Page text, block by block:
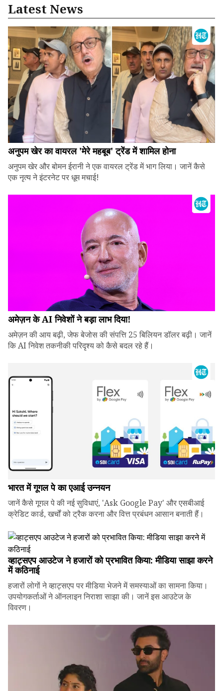
Latest News
अनुपम खेर का वायरल 'मेरे महबूब' ट्रेंड में शामिल होना
अनुपम खेर और बोमन ईरानी ने एक वायरल ट्रेंड में भाग लिया। जानें कैसे
एक नृत्य ने इंटरनेट पर धूम मचाई!
अमेज़न के AI निवेशों ने बड़ा लाभ दिया!
अमेज़न की आय बढ़ी, जेफ बेजोस की संपत्ति 25 बिलियन डॉलर बढ़ी। जानें
कि AI निवेश तकनीकी परिदृश्य को कैसे बदल रहे हैं।
भारत में गूगल पे का एआई उन्नयन
जानें कैसे गूगल पे की नई सुविधाएं, 'Ask Google Pay' और एसबीआई
क्रेडिट कार्ड, खर्चों को ट्रैक करना और वित्त प्रबंधन आसान बनाती हैं।
व्हाट्सएप आउटेज ने हजारों को प्रभावित किया: मीडिया साझा करने
में कठिनाई
हजारों लोगों ने व्हाट्सएप पर मीडिया भेजने में समस्याओं का सामना किया।
उपयोगकर्ताओं ने ऑनलाइन निराशा साझा की। जानें इस आउटेज के
विवरण।